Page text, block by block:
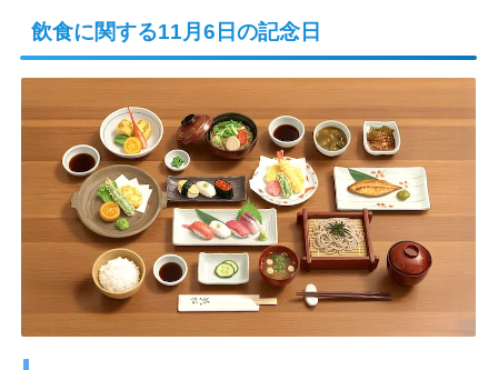
飲食に関する11月6日の記念日